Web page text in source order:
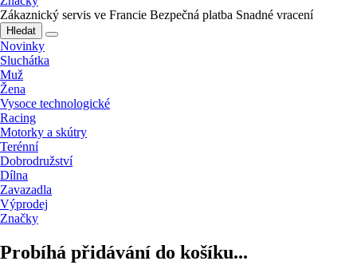
Zákaznický servis ve Francie Bezpečná platba Snadné vracení
Hledat
Novinky
Sluchátka
Muž
Žena
Vysoce technologické
Racing
Motorky a skútry
Terénní
Dobrodružství
Dílna
Zavazadla
Výprodej
Značky
Probíhá přidávání do košíku...